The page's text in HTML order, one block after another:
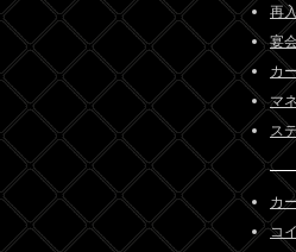
再
宴
カ
マ
ス
カ
コ